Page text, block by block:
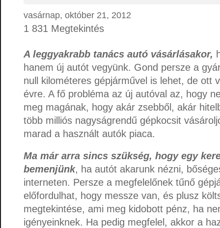
vasárnap, október 21, 2012
1 831 Megtekintés
A leggyakrabb tanács autó vásárlásakor,
hanem új autót vegyünk. Gond persze a
null kilométeres gépjárművel is lehet, de ott
évre. A fő probléma az új autóval az, hogy
meg magának, hogy akár zsebből, akár
több milliós nagyságrendű gépkocsit
marad a használt autók piaca.
Ma már arra sincs szükség, hogy egy
bemenjünk, ha autót akarunk nézni,
interneten. Persze a megfelelőnek tűnő
előfordulhat, hogy messze van, és plusz
megtekintése, ami meg kidobott pénz, ha
igényeinknek. Ha pedig megfelel, akkor a